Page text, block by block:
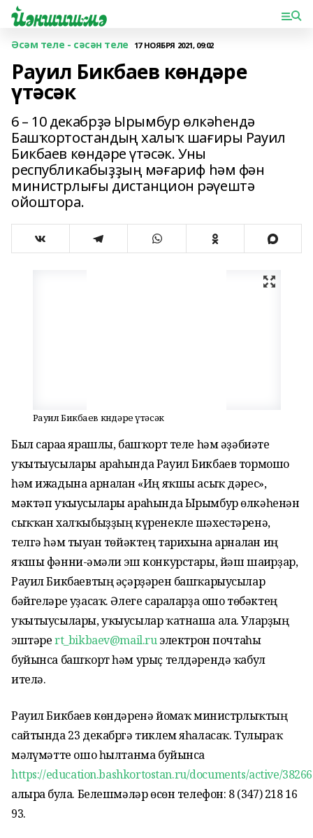
Әсәм теле - сәсән теле 17 НОЯБРЯ 2021, 09:02
Рауил Бикбаев көндәре
үтәсәк
6 – 10 декабрҙә Ырымбур өлкәһендә
Башҡортостандың халыҡ шағиры Рауил
Бикбаев көндәре үтәсәк. Уны
республикабыҙҙың мәғариф һәм фән
министрлығы дистанцион рәүештә
ойоштора.
Рауил Бикбаев көндәре үтәсәк
Был сараға ярашлы, башҡорт теле һәм әҙәбиәте
уҡытыусылары араһында Рауил Бикбаев тормошо
һәм ижадына арналған «Иң яҡшы асыҡ дәрес»,
мәктәп уҡыусылары араһында Ырымбур өлкәһенән
сыҡҡан халҡыбыҙҙың күренекле шәхестәренә,
телгә һәм тыуған төйәктең тарихына арналған иң
яҡшы фәнни-ғәмәли эш конкурстары, йәш шағирҙар,
Рауил Бикбаевтың әҫәрҙәрен башҡарыусылар
бәйгеләре уҙасаҡ. Әлеге сараларҙа ошо төбәктең
уҡытыусылары, уҡыусылар ҡатнаша ала. Уларҙың
эштәреrt_bikbaev@mail.ruэлектрон почтаһы
буйынса башҡорт һәм урыҫ телдәрендә ҡабул
ителә.
Рауил Бикбаев көндәренә йомғаҡ министрлыҡтың
сайтында 23 декабргә тиклем яһаласаҡ. Тулыраҡ
мәғлүмәтте ошо һылтанма буйынса
https://education.bashkortostan.ru/documents/active/
алырға була. Белешмәләр өсөн телефон: 8 (347) 218 16
93.